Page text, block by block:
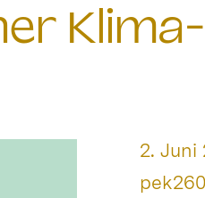
Datum:
2. Juni
Von: